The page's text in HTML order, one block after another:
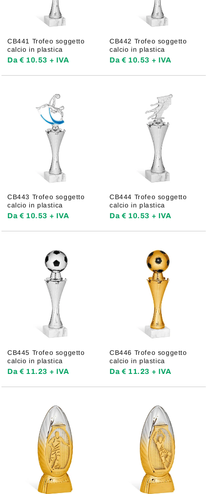
CB441 Trofeo soggetto
calcio in plastica
Da € 10.53 + IVA
CB442 Trofeo soggetto
calcio in plastica
Da € 10.53 + IVA
CB443 Trofeo soggetto
calcio in plastica
Da € 10.53 + IVA
CB444 Trofeo soggetto
calcio in plastica
Da € 10.53 + IVA
CB445 Trofeo soggetto
calcio in plastica
Da € 11.23 + IVA
CB446 Trofeo soggetto
calcio in plastica
Da € 11.23 + IVA